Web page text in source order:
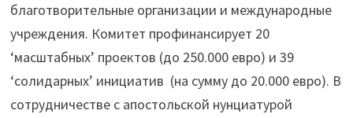
благотворительные организации и международные
учреждения. Комитет профинансирует 20
‘масштабных’ проектов (до 250.000 евро) и 39
‘солидарных’ инициатив (на сумму до 20.000 евро). В
сотрудничестве с апостольской нунциатурой